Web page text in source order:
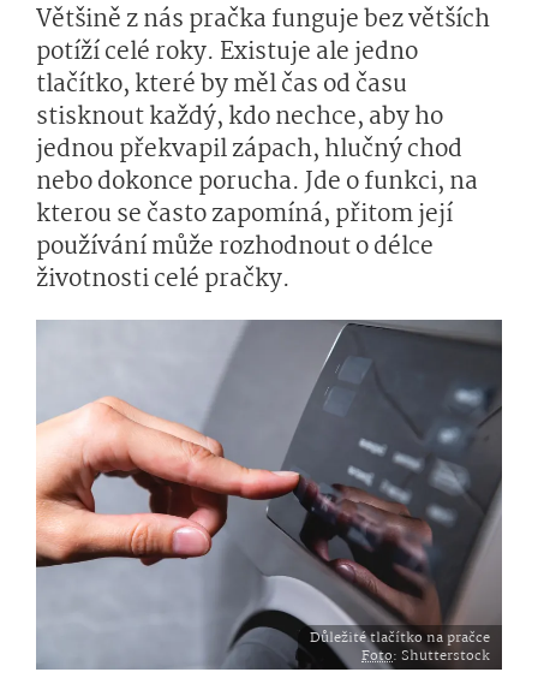
Většině z nás pračka funguje bez větších
potíží celé roky. Existuje ale jedno
tlačítko, které by měl čas od času
stisknout každý, kdo nechce, aby ho
jednou překvapil zápach, hlučný chod
nebo dokonce porucha. Jde o funkci, na
kterou se často zapomíná, přitom její
používání může rozhodnout o délce
životnosti celé pračky.
Důležité tlačítko na pračce
Foto: Shutterstock